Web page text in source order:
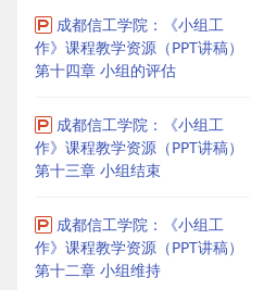
成都信工学院：《小组工
作》课程教学资源（PPT讲稿）
第十四章 小组的评估
成都信工学院：《小组工
作》课程教学资源（PPT讲稿）
第十三章 小组结束
成都信工学院：《小组工
作》课程教学资源（PPT讲稿）
第十二章 小组维持